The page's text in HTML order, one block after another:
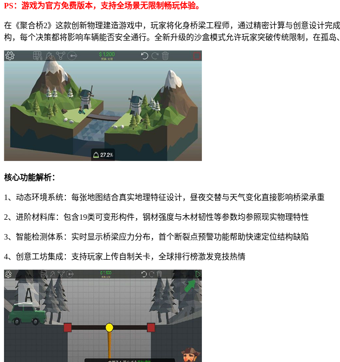
PS：游戏为官方免费版本，支持全场景无限制畅玩体验。
在《聚合桥2》这款创新物理建造游戏中，玩家将化身桥梁工程师，通过精密计算与创意设计
构，每个决策都将影响车辆能否安全通行。全新升级的沙盒模式允许玩家突破传统限制，在孤岛
核心功能解析：
1、动态环境系统：每张地图结合真实地理特征设计，昼夜交替与天气变化直接影响桥梁承重
2、进阶材料库：包含19类可变形构件，钢材强度与木材韧性等参数均参照现实物理特性
3、智能检测体系：实时显示桥梁应力分布，首个断裂点预警功能帮助快速定位结构缺陷
4、创意工坊集成：支持玩家上传自制关卡，全球排行榜激发竞技热情